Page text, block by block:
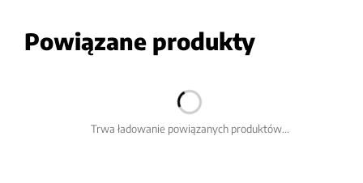
Powiązane produkty
Trwa ładowanie powiązanych produktów...